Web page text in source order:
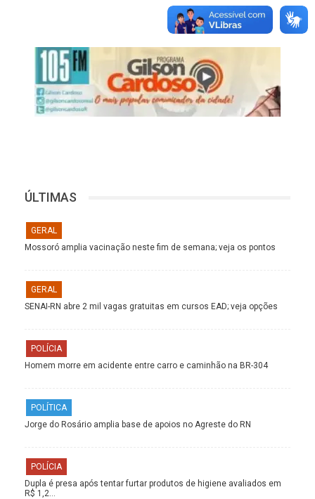
ÚLTIMAS
GERAL
Mossoró amplia vacinação neste fim de semana; veja os pontos
GERAL
SENAI-RN abre 2 mil vagas gratuitas em cursos EAD; veja opções
POLÍCIA
Homem morre em acidente entre carro e caminhão na BR-304
POLÍTICA
Jorge do Rosário amplia base de apoios no Agreste do RN
POLÍCIA
Dupla é presa após tentar furtar produtos de higiene avaliados em
R$ 1,2…